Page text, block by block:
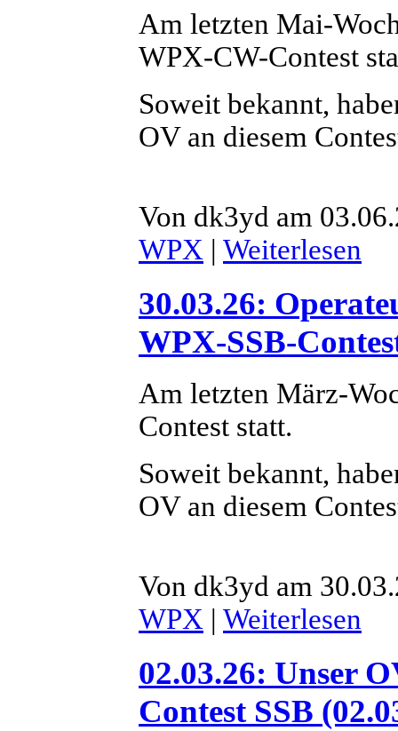
Am letzten Mai-
WPX-CW-Contest
Soweit bekannt,
OV an diesem
Von dk3yd am
WPX | Weiterlesen
30.03.26:
WPX-SSB-
Am letzten März-
Contest statt.
Soweit bekannt,
OV an diesem
Von dk3yd am
WPX | Weiterlesen
02.03.26: Unser
Contest SSB